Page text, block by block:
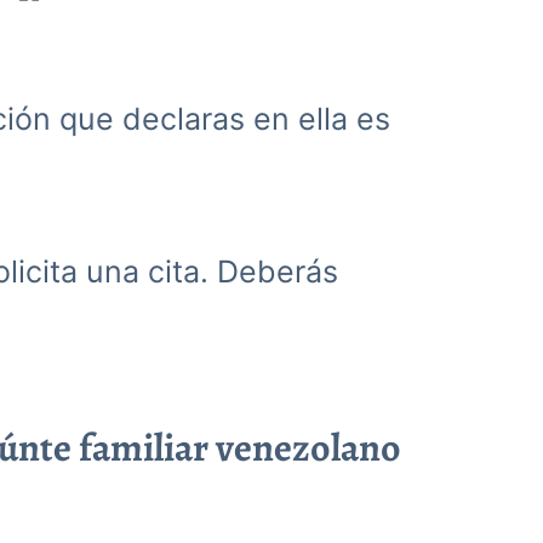
que declaras en ella es
una cita. Deberás
familiar venezolano